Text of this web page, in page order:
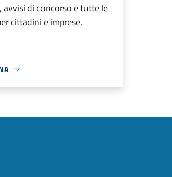
avvisi di concorso e tutte le
cittadini e imprese.